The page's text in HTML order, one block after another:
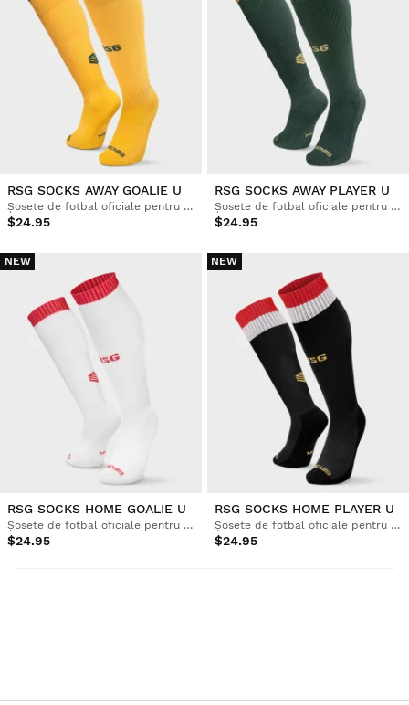
RSG SOCKS AWAY GOALIE U
Șosete de fotbal oficiale pentru adulți Real Sporting de Gijón
$24.95
RSG SOCKS AWAY PLAYER U
Șosete de fotbal oficiale pentru adulți Real Sporting de Gijón
$24.95
NEW
RSG SOCKS HOME GOALIE U
Șosete de fotbal oficiale pentru adulți Real Sporting de Gijón
$24.95
NEW
RSG SOCKS HOME PLAYER U
Șosete de fotbal oficiale pentru adulți Real Sporting de Gijón
$24.95